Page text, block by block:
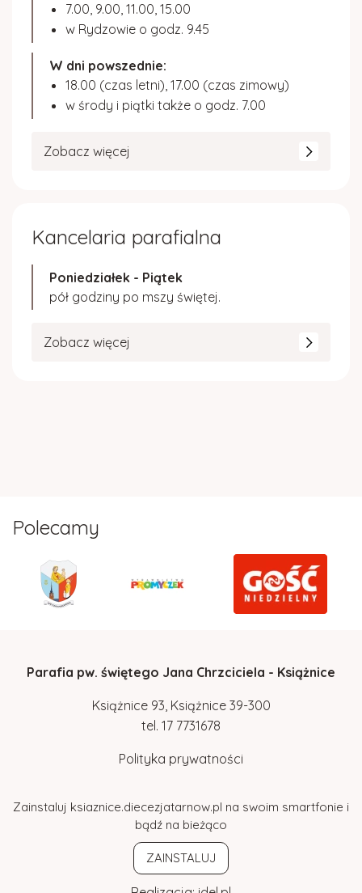
7.00, 9.00, 11.00, 15.00
w Rydzowie o godz. 9.45
W dni powszednie:
18.00 (czas letni), 17.00 (czas zimowy)
w środy i piątki także o godz. 7.00
Zobacz więcej
Kancelaria parafialna
Poniedziałek - Piątek
pół godziny po mszy świętej.
Zobacz więcej
Polecamy
Parafia pw. świętego Jana Chrzciciela - Książnice
Książnice 93, Książnice 39-300
tel. 17 7731678
Polityka prywatności
Zainstaluj ksiaznice.diecezjatarnow.pl na swoim smartfonie i
bądź na bieżąco
ZAINSTALUJ